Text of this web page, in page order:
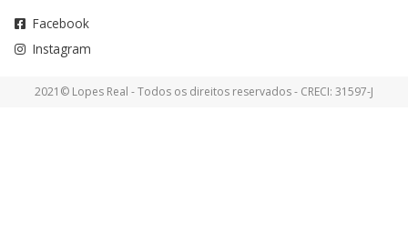
Facebook
Instagram
2021© Lopes Real - Todos os direitos reservados - CRECI: 31597-J